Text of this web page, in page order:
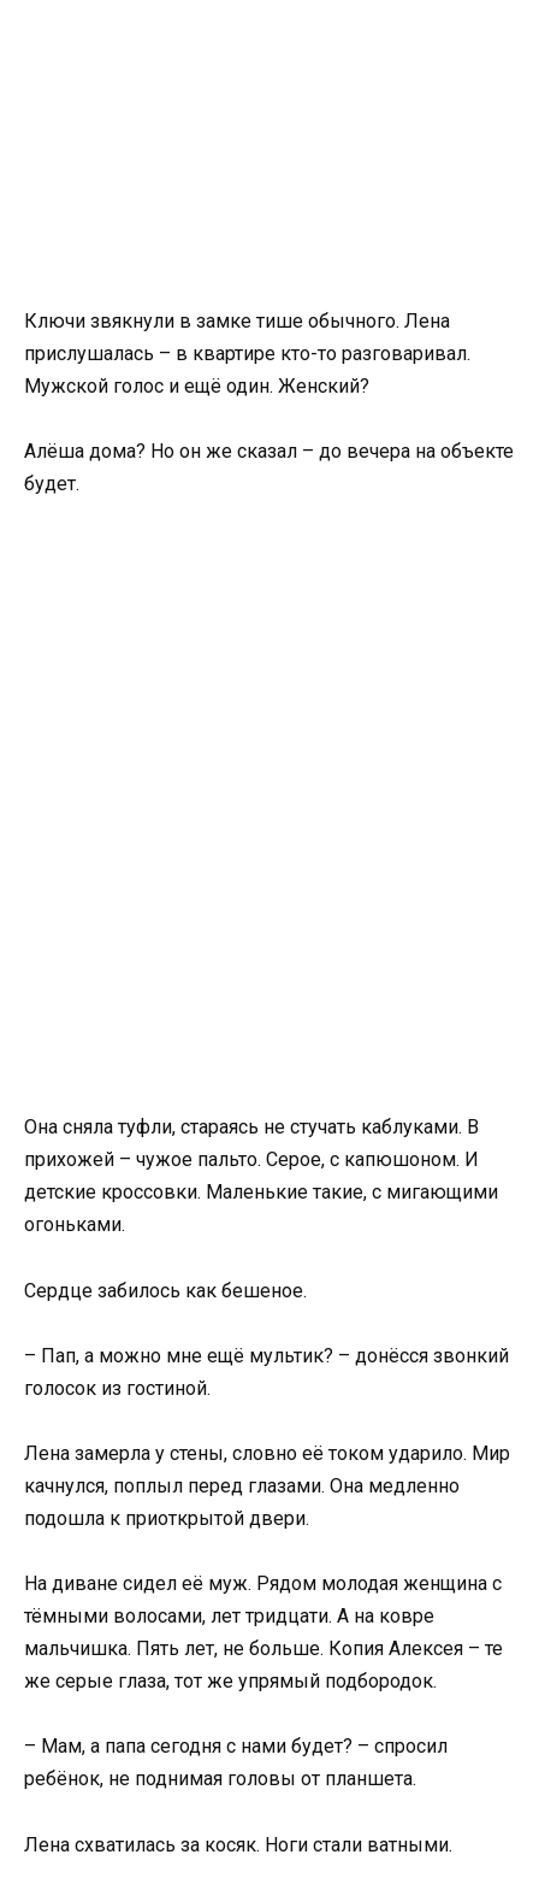
Ключи звякнули в замке тише обычного. Лена
прислушалась – в квартире кто-то разговаривал.
Мужской голос и ещё один. Женский?
Алёша дома? Но он же сказал – до вечера на объекте
будет.
Она сняла туфли, стараясь не стучать каблуками. В
прихожей – чужое пальто. Серое, с капюшоном. И
детские кроссовки. Маленькие такие, с мигающими
огоньками.
Сердце забилось как бешеное.
– Пап, а можно мне ещё мультик? – донёсся звонкий
голосок из гостиной.
Лена замерла у стены, словно её током ударило. Мир
качнулся, поплыл перед глазами. Она медленно
подошла к приоткрытой двери.
На диване сидел её муж. Рядом молодая женщина с
тёмными волосами, лет тридцати. А на ковре
мальчишка. Пять лет, не больше. Копия Алексея – те
же серые глаза, тот же упрямый подбородок.
– Мам, а папа сегодня с нами будет? – спросил
ребёнок, не поднимая головы от планшета.
Лена схватилась за косяк. Ноги стали ватными.